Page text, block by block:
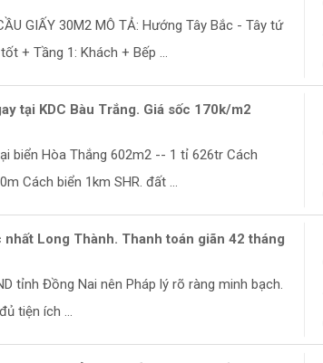
GIẤY 30M2 MÔ TẢ: Hướng Tây Bắc - Tây tứ
+ Tầng 1: Khách + Bếp ...
tại KDC Bàu Trắng. Giá sốc 170k/m2
biển Hòa Thắng 602m2 -- 1 tỉ 626tr Cách
Cách biển 1km SHR. đất ...
nhất Long Thành. Thanh toán giãn 42 tháng
tỉnh Đồng Nai nên Pháp lý rõ ràng minh bạch.
tiện ích ...